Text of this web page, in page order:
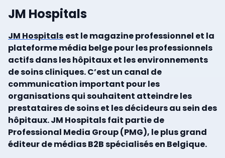
JM Hospitals
JM Hospitals est le magazine professionnel et la
plateforme média belge pour les professionnels
actifs dans les hôpitaux et les environnements
de soins cliniques. C’est un canal de
communication important pour les
organisations qui souhaitent atteindre les
prestataires de soins et les décideurs au sein des
hôpitaux. JM Hospitals fait partie de
Professional Media Group (PMG), le plus grand
éditeur de médias B2B spécialisés en Belgique.